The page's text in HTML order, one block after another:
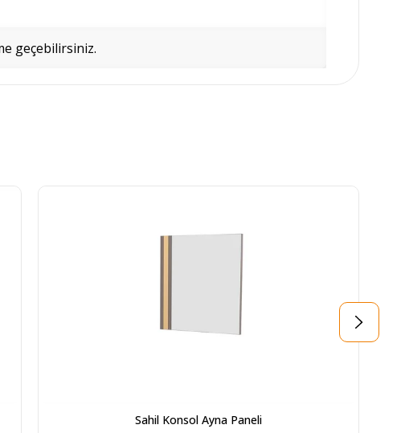
geçebilirsiniz.
Sahil Konsol Ayna Paneli